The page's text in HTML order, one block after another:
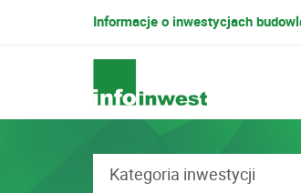
Informacje o inwestycjach
Kategoria inwestycji